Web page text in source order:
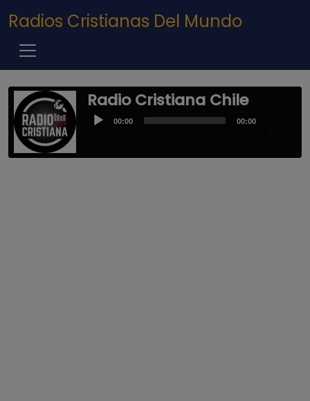
Pasar al contenido principal
Radios Cristianas Del Mundo
Radio Cristiana Chile
Audio00:00 00:00